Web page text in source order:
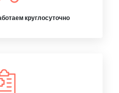
круглосуточно